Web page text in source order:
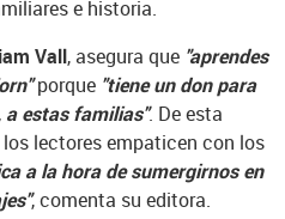
e historia.
Vall, asegura que"aprendes
porque "tiene un don para
estas familias". De esta
lectores empaticen con los
a la hora de sumergirnos en
, comenta su editora.